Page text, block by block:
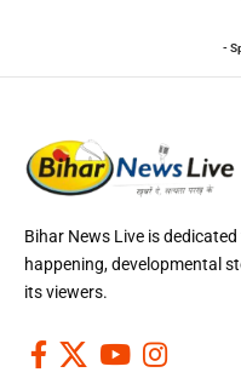
-
Bihar News Live is
happening, developmental
its viewers.